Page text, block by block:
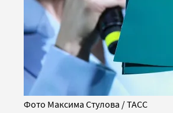
Фото Максима Стулова / ТАСС